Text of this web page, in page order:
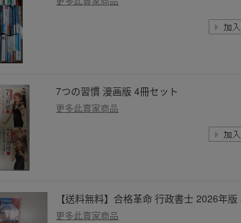
7つの習慣 漫画版 4冊セット
更多此賣家商品
【送料無料】合格革命 行政書士 2026年版
更多此賣家商品